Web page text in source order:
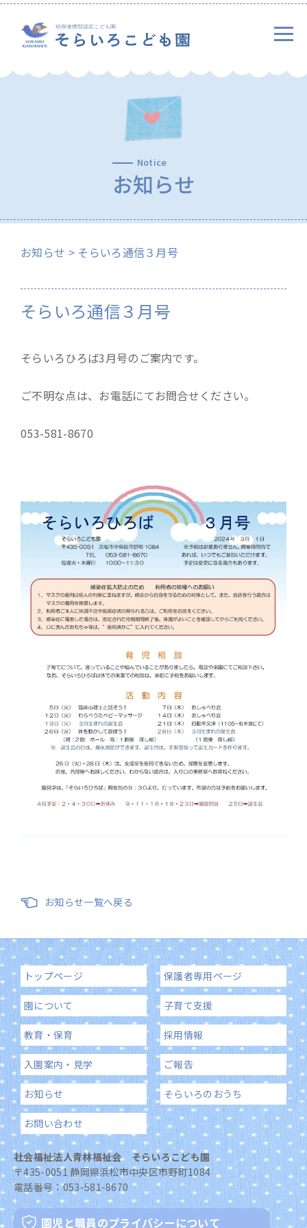
Notice
お知らせ
お知らせ > そらいろ通信３月号
そらいろ通信３月号
そらいろひろば3月号のご案内です。
ご不明な点は、お電話にてお問合せください。
053-581-8670
お知らせ一覧へ戻る
トップページ
園について
教育・保育
入園案内・見学
お知らせ
お問い合わせ
保護者専用ページ
子育て支援
採用情報
ご報告
そらいろのおうち
社会福祉法人青林福祉会 そらいろこども園
〒435-0051 静岡県浜松市中央区市野町1084
電話番号：053-581-8670
園児と職員のプライバシーについて